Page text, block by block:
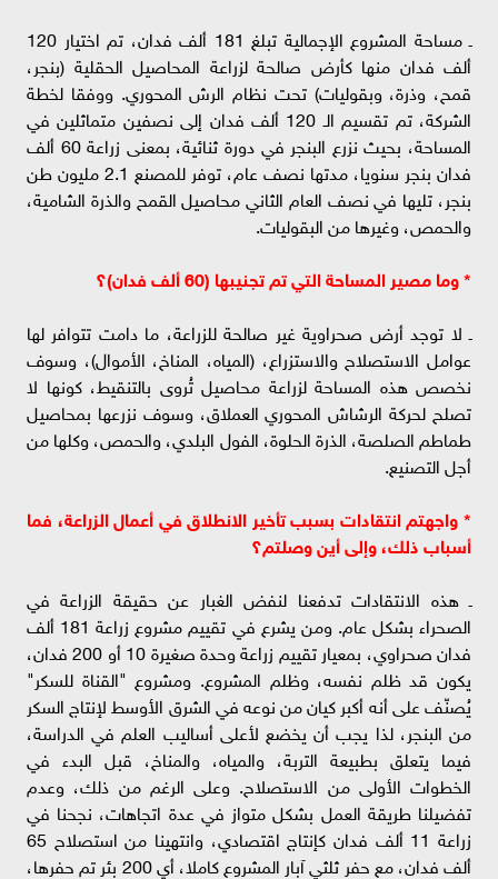
ـ مساحة المشروع الإجمالية تبلغ 181 ألف فدان، تم اختيار 120
ألف فدان منها كأرض صالحة لزراعة المحاصيل الحقلية (بنجر،
قمح، وذرة، وبقوليات) تحت نظام الرش المحوري. ووفقا لخطة
الشركة، تم تقسيم الـ 120 ألف فدان إلى نصفين متماثلين في
المساحة، بحيث نزرع البنجر في دورة ثنائية، بمعنى زراعة 60 ألف
فدان بنجر سنويا، مدتها نصف عام، توفر للمصنع 2.1 مليون طن
بنجر، تليها في نصف العام الثاني محاصيل القمح والذرة الشامية،
والحمص، وغيرها من البقوليات.
* وما مصير المساحة التي تم تجنيبها (60 ألف فدان)؟
ـ لا توجد أرض صحراوية غير صالحة للزراعة، ما دامت تتوافر لها
عوامل الاستصلاح والاستزراع، (المياه، المناخ، الأموال)، وسوف
نخصص هذه المساحة لزراعة محاصيل تُروى بالتنقيط، كونها لا
تصلح لحركة الرشاش المحوري العملاق، وسوف نزرعها بمحاصيل
طماطم الصلصة، الذرة الحلوة، الفول البلدي، والحمص، وكلها من
أجل التصنيع.
* واجهتم انتقادات بسبب تأخير الانطلاق في أعمال الزراعة، فما
أسباب ذلك، وإلى أين وصلتم؟
ـ هذه الانتقادات تدفعنا لنفض الغبار عن حقيقة الزراعة في
الصحراء بشكل عام. ومن يشرع في تقييم مشروع زراعة 181 ألف
فدان صحراوي، بمعيار تقييم زراعة وحدة صغيرة 10 أو 200 فدان،
يكون قد ظلم نفسه، وظلم المشروع. ومشروع "القناة للسكر"
يُصنّف على أنه أكبر كيان من نوعه في الشرق الأوسط لإنتاج السكر
من البنجر، لذا يجب أن يخضع لأعلى أساليب العلم في الدراسة،
فيما يتعلق بطبيعة التربة، والمياه، والمناخ، قبل البدء في
الخطوات الأولى من الاستصلاح. وعلى الرغم من ذلك، وعدم
تفضيلنا طريقة العمل بشكل متواز في عدة اتجاهات، نجحنا في
زراعة 11 ألف فدان كإنتاج اقتصادي، وانتهينا من استصلاح 65
ألف فدان، مع حفر ثلثي آبار المشروع كاملا، أي 200 بئر تم حفرها،